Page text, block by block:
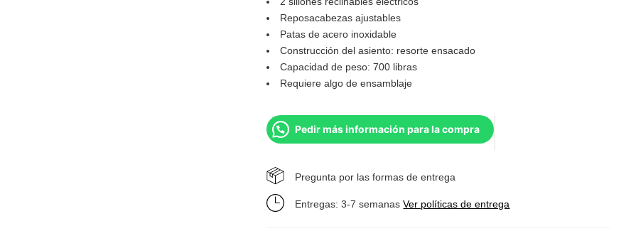
Reposacabezas ajustables
Patas de acero inoxidable
Construcción del asiento: resorte ensacado
Capacidad de peso: 700 libras
Requiere algo de ensamblaje
Pedir más información para la compra
Pregunta por las formas de entrega
Entregas: 3-7 semanasVer políticas de entrega